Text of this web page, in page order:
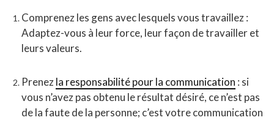
Comprenez les gens avec lesquels vous travaillez :
Adaptez-vous à leur force, leur façon de travailler et
leurs valeurs.
Prenezla responsabilité pour la communication : si
vous n’avez pas obtenu le résultat désiré, ce n’est pas
de la faute de la personne; c’est votre communication